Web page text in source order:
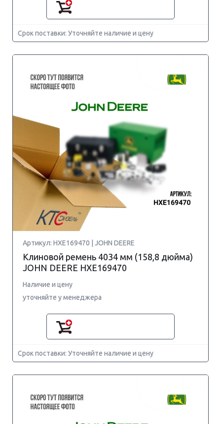
Срок поставки: Уточняйте наличие и цену
Артикул: HXE169470 | JOHN DEERE
Клиновой ремень 4034 мм (158,8 дюйма)
JOHN DEERE HXE169470
Наличие и цену
уточняйте у менеджера
Срок поставки: Уточняйте наличие и цену